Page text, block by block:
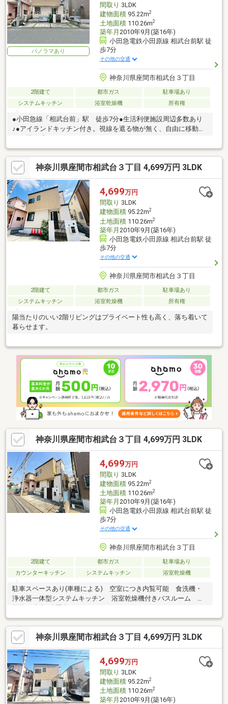
パノラマあり
間取り 3LDK
建物面積95.22m2
土地面積110.26m2
築年月 2010年9月(築16年)
小田急電鉄小田原線 相武台前駅 徒
歩7分
その他の交通
神奈川県座間市相武台３丁目
2階建て 都市ガス
駐車場あり
システムキッチン
浴室乾燥機 所有権
●小田急線「相武台前」駅 徒歩7分●生活利便施設周辺多数あり
♪●アイランドキッチン付き。視線を遮る物が無く、自由に移動で
神奈川県座間市相武台３丁目 4,699万円 3LDK
4,699万円
間取り 3LDK
建物面積95.22m2
土地面積110.26m2
築年月 2010年9月(築16年)
小田急電鉄小田原線 相武台前駅 徒
歩7分
その他の交通
神奈川県座間市相武台３丁目
2階建て 都市ガス
駐車場あり
システムキッチン
浴室乾燥機 所有権
陽当たりのいい2階リビングはプライベート性も高く、落ち着いて
暮らせます。
神奈川県座間市相武台３丁目 4,699万円 3LDK
4,699万円
間取り 3LDK
建物面積95.22m2
土地面積110.26m2
築年月 2010年9月(築16年)
小田急電鉄小田原線 相武台前駅 徒
歩7分
その他の交通
神奈川県座間市相武台３丁目
2階建て 都市ガス
駐車場あり
カウンターキッチン
システムキッチン 浴室乾燥機
駐車スペースあり(車種による) 空室につき内覧可能 食洗機・
浄水器一体型システムキッチン 浴室乾燥機付きバスルーム 小
神奈川県座間市相武台３丁目 4,699万円 3LDK
4,699万円
間取り 3LDK
建物面積95.22m2
土地面積110.26m2
築年月 2010年9月(築16年)